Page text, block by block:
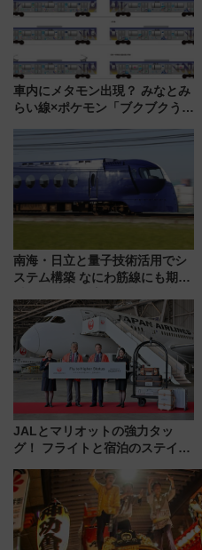
車内にメタモン出現？ みなとみ
らい線×ポケモン「ブクブクうみ
行開始に！ この夏は直通列車で
横浜へ！
南海・日立と量子技術活用でシ
ステム構築 なにわ筋線にも期待
JALとマリオットの強力タッ
グ！ フライトと宿泊のステイタ
上級会員資格を効率よく獲得す
る方法を解説